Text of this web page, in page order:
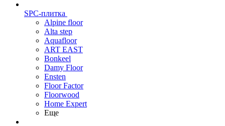
SPC-плитка
Alpine floor
Alta step
Aquafloor
ART EAST
Bonkeel
Damy Floor
Ensten
Floor Factor
Floorwood
Home Expert
Еще